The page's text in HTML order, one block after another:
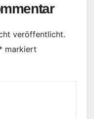
veröffentlicht.
markiert